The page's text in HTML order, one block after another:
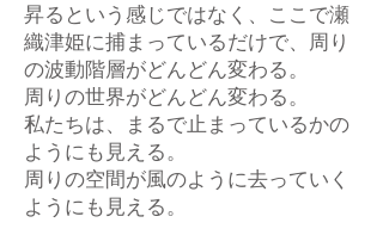
昇るという感じではなく、ここで瀬
織津姫に捕まっているだけで、周り
の波動階層がどんどん変わる。
周りの世界がどんどん変わる。
私たちは、まるで止まっているかの
ようにも見える。
周りの空間が風のように去っていく
ようにも見える。